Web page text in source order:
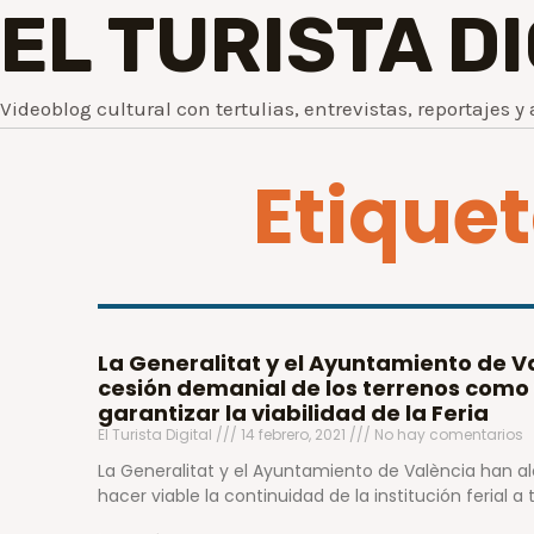
EL TURISTA
Videoblog cultural con tertulias, entrevistas, reportajes y
La Generalitat y el Ayuntamiento de
cesión demanial de los terrenos
garantizar la viabilidad de la Feria
El Turista Digital 14 febrero, 2021 No hay comentarios
La Generalitat y el Ayuntamiento de València han
hacer viable la continuidad de la institución ferial a